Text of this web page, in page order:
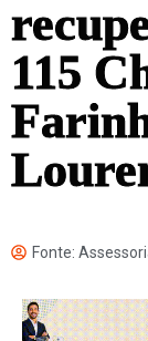
115
Fonte: